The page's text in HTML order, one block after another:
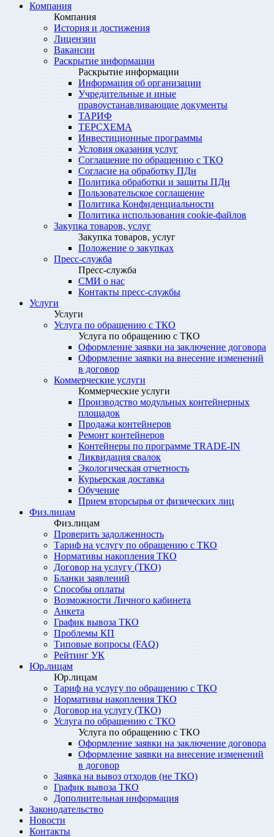
Компания
Компания
История и достижения
Лицензии
Вакансии
Раскрытие информации
Раскрытие информации
Информация об организации
Учредительные и иные
правоустанавливающие документы
ТАРИФ
ТЕРСХЕМА
Инвестиционные программы
Условия оказания услуг
Соглашение по обращению с ТКО
Согласие на обработку ПДн
Политика обработки и защиты ПДн
Пользовательское соглашение
Политика Конфиденциальности
Политика использования cookie-файлов
Закупка товаров, услуг
Закупка товаров, услуг
Положение о закупках
Пресс-служба
Пресс-служба
СМИ о нас
Контакты пресс-службы
Услуги
Услуги
Услуга по обращению с ТКО
Услуга по обращению с ТКО
Оформление заявки на заключение договора
Оформление заявки на внесение изменений
в договор
Коммерческие услуги
Коммерческие услуги
Производство модульных контейнерных
площадок
Продажа контейнеров
Ремонт контейнеров
Контейнеры по программе TRADE-IN
Ликвидация свалок
Экологическая отчетность
Курьерская доставка
Обучение
Прием вторсырья от физических лиц
Физ.лицам
Физ.лицам
Проверить задолженность
Тариф на услугу по обращению с ТКО
Нормативы накопления ТКО
Договор на услугу (ТКО)
Бланки заявлений
Способы оплаты
Возможности Личного кабинета
Анкета
График вывоза ТКО
Проблемы КП
Типовые вопросы (FAQ)
Рейтинг УК
Юр.лицам
Юр.лицам
Тариф на услугу по обращению с ТКО
Нормативы накопления ТКО
Договор на услугу (ТКО)
Услуга по обращению с ТКО
Услуга по обращению с ТКО
Оформление заявки на заключение договора
Оформление заявки на внесение изменений
в договор
Заявка на вывоз отходов (не ТКО)
График вывоза ТКО
Дополнительная информация
Законодательство
Новости
Контакты